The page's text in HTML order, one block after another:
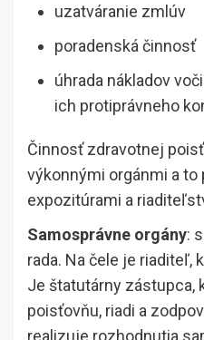
uzatváranie zmlúv
poradenská činnosť
úhrada nákladov
ich protiprávneho
Činnosť zdravotnej
výkonnými orgánmi a to
expozitúrami a
Samosprávne orgány:
rada. Na čele je riaditeľ,
Je štatutárny zástupca,
poisťovňu, riadi a
realizuje rozhodnutia